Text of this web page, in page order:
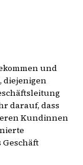
und
diejenigen
darauf, dass
Kundinnen
Geschäft